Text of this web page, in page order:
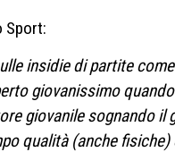
Sport:
insidie di partite
giovanissimo
giovanile sognando
qualità (anche